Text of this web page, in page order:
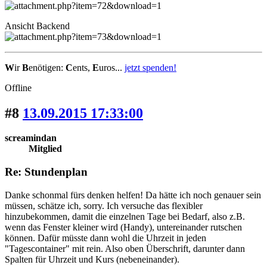
Ansicht Backend
WirBenötigen: Cents, Euros... jetzt spenden!
Offline
#8 13.09.2015 17:33:00
screamindan
Mitglied
Re: Stundenplan
Danke schonmal fürs denken helfen! Da hätte ich noch genauer sein
müssen, schätze ich, sorry. Ich versuche das flexibler
hinzubekommen, damit die einzelnen Tage bei Bedarf, also z.B.
wenn das Fenster kleiner wird (Handy), untereinander rutschen
können. Dafür müsste dann wohl die Uhrzeit in jeden
"Tagescontainer" mit rein. Also oben Überschrift, darunter dann
Spalten für Uhrzeit und Kurs (nebeneinander).